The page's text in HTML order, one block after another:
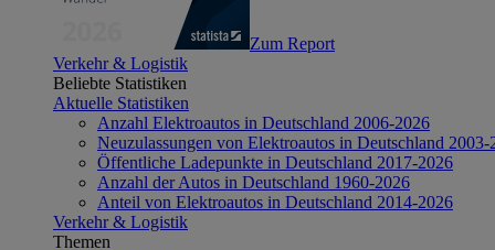
Zum Report
Verkehr & Logistik
Beliebte Statistiken
Aktuelle Statistiken
Anzahl Elektroautos in Deutschland 2006-2026
Neuzulassungen von Elektroautos in Deutschland 2003-
Öffentliche Ladepunkte in Deutschland 2017-2026
Anzahl der Autos in Deutschland 1960-2026
Anteil von Elektroautos in Deutschland 2014-2026
Verkehr & Logistik
Themen